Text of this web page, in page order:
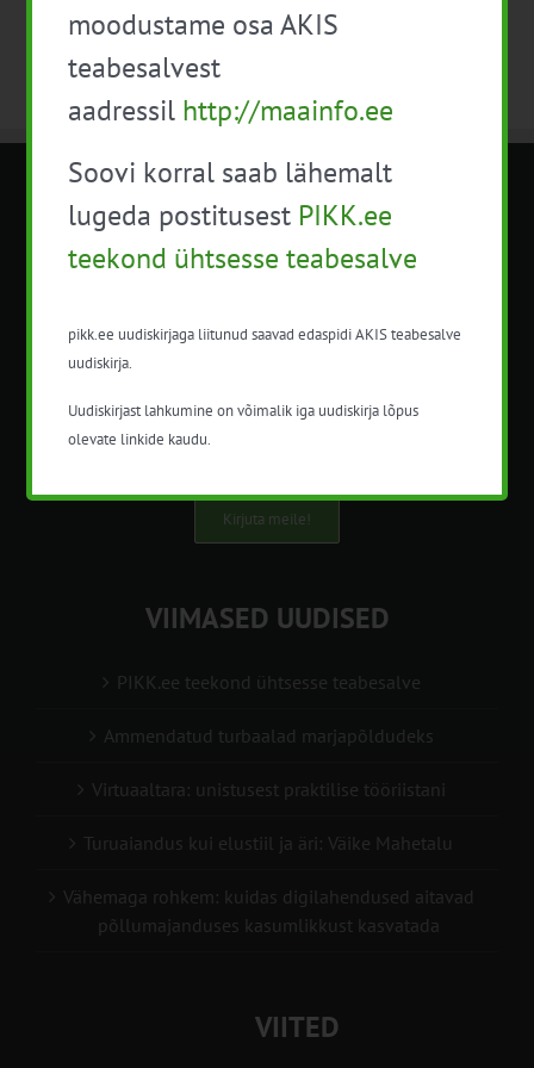
METK NÕUANDETEENISTUS
Nõuandeteenistuse nimetuse alt
nõustamisteenuseid.
info@pikk.ee
Kirjuta meile!
VIIMASED UUDISED
PIKK.ee teekond ühtsesse teabesalve
Ammendatud turbaalad marjapõldudeks
Virtuaaltara: unistusest praktilise tööriistani
Turuaiandus kui elustiil ja äri: Väike Mahetalu
Vähemaga rohkem: kuidas digilahendused aitavad
põllumajanduses kasumlikkust kasvatada
VIITED
moodustame osa AKIS
teabesalvest
aadressil http://maainfo.ee
Soovi korral saab lähemalt
lugeda postitusest PIKK.ee
teekond ühtsesse teabesalve
pikk.ee uudiskirjaga liitunud saavad edaspidi AKIS teabesalve
uudiskirja.
Uudiskirjast lahkumine on võimalik iga uudiskirja lõpus
olevate linkide kaudu.